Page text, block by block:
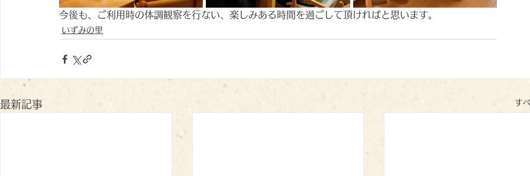
今後も、ご利用時の体調観察を行ない、楽しみある時間を過ごして頂ければと思います。
いずみの里
最新記事 す